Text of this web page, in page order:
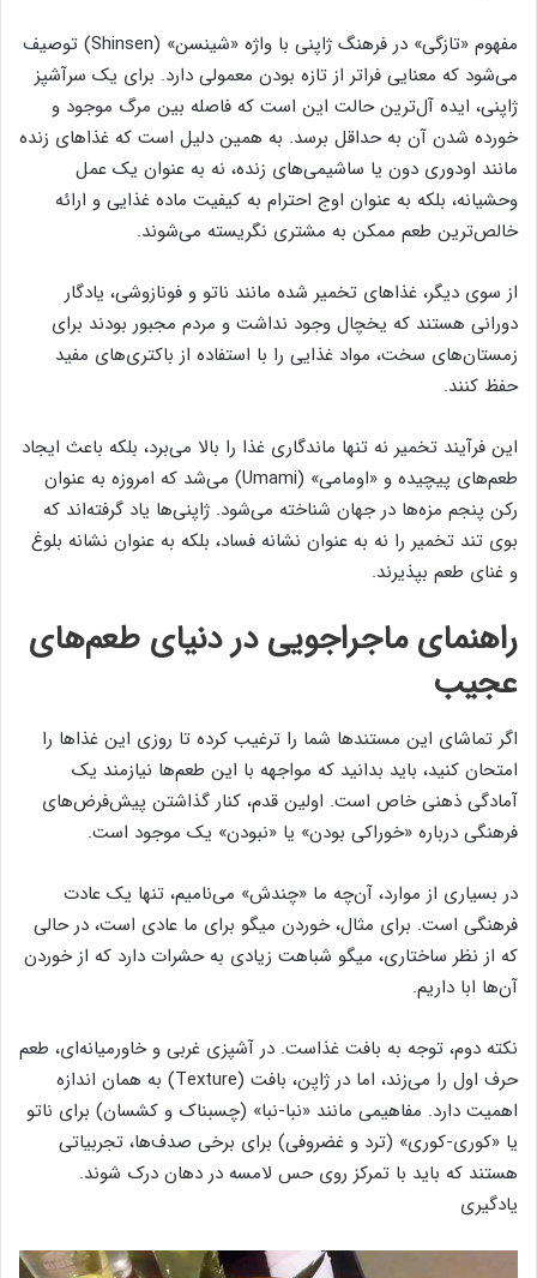
مفهوم «تازگی» در فرهنگ ژاپنی با واژه «شینسن» (Shinsen) توصیف
می‌شود که معنایی فراتر از تازه بودن معمولی دارد. برای یک سرآشپز
ژاپنی، ایده آل‌ترین حالت این است که فاصله بین مرگ موجود و
خورده شدن آن به حداقل برسد. به همین دلیل است که غذاهای زنده
مانند اودوری دون یا ساشیمی‌های زنده، نه به عنوان یک عمل
وحشیانه، بلکه به عنوان اوج احترام به کیفیت ماده غذایی و ارائه
خالص‌ترین طعم ممکن به مشتری نگریسته می‌شوند.
از سوی دیگر، غذاهای تخمیر شده مانند ناتو و فونازوشی، یادگار
دورانی هستند که یخچال وجود نداشت و مردم مجبور بودند برای
زمستان‌های سخت، مواد غذایی را با استفاده از باکتری‌های مفید
حفظ کنند.
این فرآیند تخمیر نه تنها ماندگاری غذا را بالا می‌برد، بلکه باعث ایجاد
طعم‌های پیچیده و «اومامی» (Umami) می‌شد که امروزه به عنوان
رکن پنجم مزه‌ها در جهان شناخته می‌شود. ژاپنی‌ها یاد گرفته‌اند که
بوی تند تخمیر را نه به عنوان نشانه فساد، بلکه به عنوان نشانه بلوغ
و غنای طعم بپذیرند.
راهنمای ماجراجویی در دنیای طعم‌های
عجیب
اگر تماشای این مستندها شما را ترغیب کرده تا روزی این غذاها را
امتحان کنید، باید بدانید که مواجهه با این طعم‌ها نیازمند یک
آمادگی ذهنی خاص است. اولین قدم، کنار گذاشتن پیش‌فرض‌های
فرهنگی درباره «خوراکی بودن» یا «نبودن» یک موجود است.
در بسیاری از موارد، آن‌چه ما «چندش» می‌نامیم، تنها یک عادت
فرهنگی است. برای مثال، خوردن میگو برای ما عادی است، در حالی
که از نظر ساختاری، میگو شباهت زیادی به حشرات دارد که از خوردن
آن‌ها ابا داریم.
نکته دوم، توجه به بافت غذاست. در آشپزی غربی و خاورمیانه‌ای، طعم
حرف اول را می‌زند، اما در ژاپن، بافت (Texture) به همان اندازه
اهمیت دارد. مفاهیمی مانند «نبا-نبا» (چسبناک و کشسان) برای ناتو
یا «کوری-کوری» (ترد و غضروفی) برای برخی صدف‌ها، تجربیاتی
هستند که باید با تمرکز روی حس لامسه در دهان درک شوند.
یادگیری